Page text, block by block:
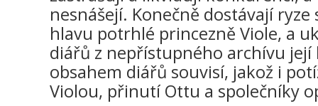
nesnášejí. Konečně dostávají
hlavu potrhlé princezně Viole, a
diářů z nepřístupného archívu její
obsahem diářů souvisí, jakož i
Violou, přinutí Ottu a společníky